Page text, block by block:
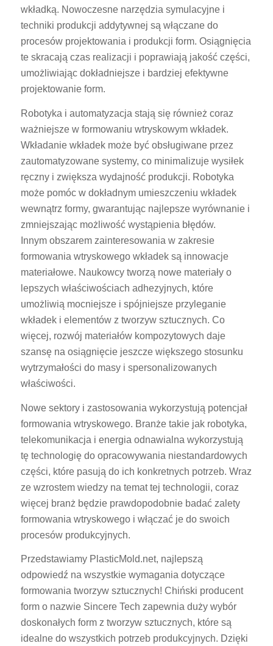
wkładką. Nowoczesne narzędzia symulacyjne i
techniki produkcji addytywnej są włączane do
procesów projektowania i produkcji form. Osiągnięcia
te skracają czas realizacji i poprawiają jakość części,
umożliwiając dokładniejsze i bardziej efektywne
projektowanie form.
Robotyka i automatyzacja stają się również coraz
ważniejsze w formowaniu wtryskowym wkładek.
Wkładanie wkładek może być obsługiwane przez
zautomatyzowane systemy, co minimalizuje wysiłek
ręczny i zwiększa wydajność produkcji. Robotyka
może pomóc w dokładnym umieszczeniu wkładek
wewnątrz formy, gwarantując najlepsze wyrównanie i
zmniejszając możliwość wystąpienia błędów.
Innym obszarem zainteresowania w zakresie
formowania wtryskowego wkładek są innowacje
materiałowe. Naukowcy tworzą nowe materiały o
lepszych właściwościach adhezyjnych, które
umożliwią mocniejsze i spójniejsze przyleganie
wkładek i elementów z tworzyw sztucznych. Co
więcej, rozwój materiałów kompozytowych daje
szansę na osiągnięcie jeszcze większego stosunku
wytrzymałości do masy i spersonalizowanych
właściwości.
Nowe sektory i zastosowania wykorzystują potencjał
formowania wtryskowego. Branże takie jak robotyka,
telekomunikacja i energia odnawialna wykorzystują
tę technologię do opracowywania niestandardowych
części, które pasują do ich konkretnych potrzeb. Wraz
ze wzrostem wiedzy na temat tej technologii, coraz
więcej branż będzie prawdopodobnie badać zalety
formowania wtryskowego i włączać je do swoich
procesów produkcyjnych.
Przedstawiamy PlasticMold.net, najlepszą
odpowiedź na wszystkie wymagania dotyczące
formowania tworzyw sztucznych! Chiński producent
form o nazwie Sincere Tech zapewnia duży wybór
doskonałych form z tworzyw sztucznych, które są
idealne do wszystkich potrzeb produkcyjnych. Dzięki